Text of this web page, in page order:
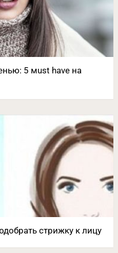
5 мust have на
стрижку к лицу